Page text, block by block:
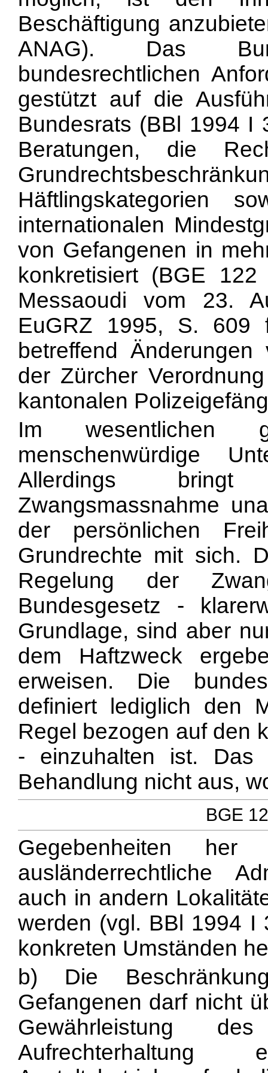
Beschäftigung
ANAG). Das
bundesrechtlichen
gestützt auf die
Bundesrats (BBl 1994 I
Beratungen, die
Häftlingskategorien
internationalen
von Gefangenen in
konkretisiert (BGE
Messaoudi vom 23.
EuGRZ 1995, S.
betreffend Änderungen
der Zürcher
kantonalen
Im
menschenwürdige
Allerdings bringt
Zwangsmassnahme
der persönlichen
Grundrechte mit sich.
Regelung der
Bundesgesetz -
Grundlage, sind aber
dem Haftzweck
erweisen. Die
definiert lediglich den
Regel bezogen auf den
- einzuhalten ist. Das
Behandlung nicht aus,
BGE
Gegebenheiten
ausländerrechtliche
auch in andern
werden (vgl. BBl 1994 I
konkreten Umständen
b) Die
Gefangenen darf nicht
Gewährleistung
Aufrechterhaltung